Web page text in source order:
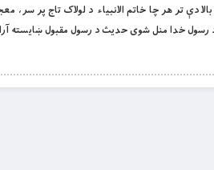
دې تر هر چا خاتم الانبیاء د لولاک تاج پر سر،
خدا منل شوی حدیث د رسول مقبول ښایسته